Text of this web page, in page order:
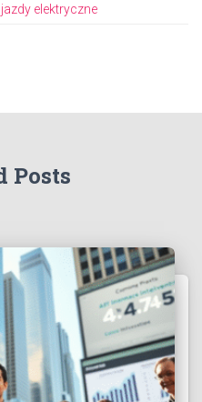
elektryczne
Posts